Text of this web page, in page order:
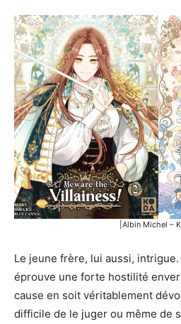
|Albin Michel –
Le jeune frère, lui aussi, intrigue.
éprouve une forte hostilité
cause en soit véritablement
difficile de le juger ou même de